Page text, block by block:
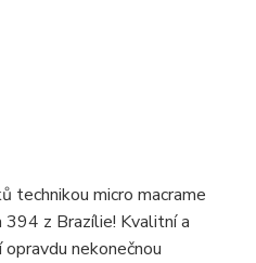
technikou micro macrame
z Brazílie! Kvalitní a
nekonečnou